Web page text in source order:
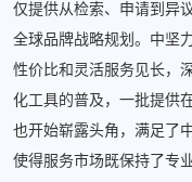
仅提供从检索、申请到异
全球品牌战略规划。中坚
性价比和灵活服务见长，
化工具的普及，一批提供
也开始崭露头角，满足了
使得服务市场既保持了专